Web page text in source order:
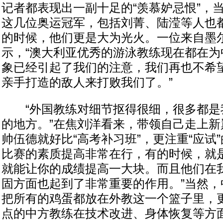
记者都表现出一副十足的“羡慕妒忌恨”，
这几位奥运冠军，包括刘菁、陆滢等人也
的时候，他们更是大为光火。一位来自墨
示，“澳大利亚优秀的游泳教练现在都在
象已经引起了我们的注意，我们再也不希
亲手打造的敌人来打败我们了。”
“外国教练对细节抠得很细，很多都是
的地方。”在焦刘洋看来，带领自己走上
帅伍德就好比“高考补习班”，更注重“应试
比赛的素质提高非常在行，有的时候，就
就能让你的成绩提高一大块。而且他们在
固方面也起到了非常重要的作用。”当然
把所有的鸡蛋都放在外教这一个篮子里，
点的中方教练在技术改进、身体恢复等方